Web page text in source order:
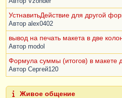
УстнавитьДействие для другой
Автор alex0402
вывод на печать макета в две
Автор modol
Формула суммы (итогов) в макете
Автор Сергей120
Живое общение